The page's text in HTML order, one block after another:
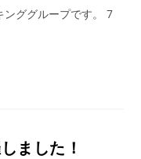
ンググループです。 7
ました！